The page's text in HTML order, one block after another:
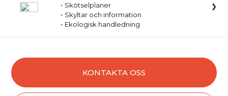
Skötselplaner
Skyltar och information
Ekologisk handledning
KONTAKTA OSS